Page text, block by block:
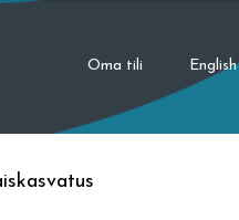
Oma tili English